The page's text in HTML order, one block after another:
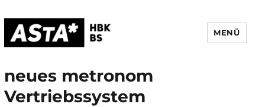
MENÜ
neues metronom
Vertriebssystem